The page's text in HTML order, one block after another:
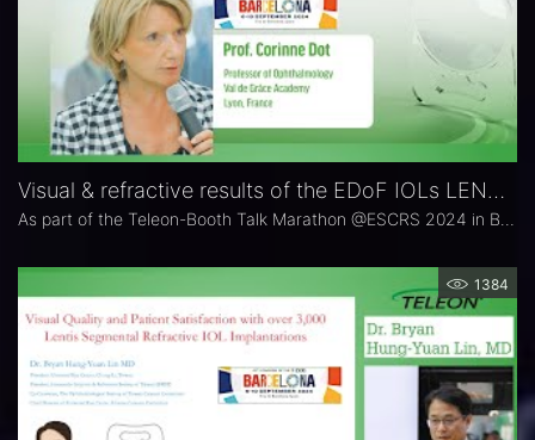
Visual & refractive results of the EDoF IOLs LENTIS Comfort & Comfort Toric ( 300+ eyes)
1384